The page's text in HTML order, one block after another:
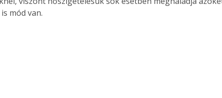
mód van.